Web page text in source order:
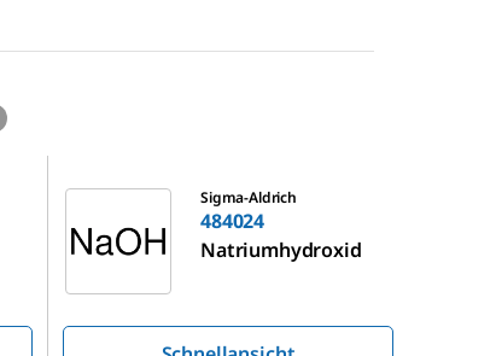
Sigma-Aldrich
484024
Natriumhydroxid